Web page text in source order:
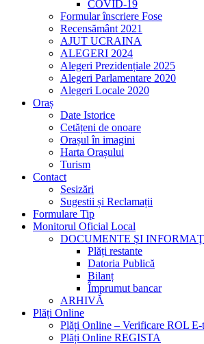
COVID-19
Formular înscriere Fose
Recensământ 2021
AJUT UCRAINA
ALEGERI 2024
Alegeri Prezidențiale 2025
Alegeri Parlamentare 2020
Alegeri Locale 2020
Oraș
Date Istorice
Cetățeni de onoare
Orașul în imagini
Harta Orașului
Turism
Contact
Sesizări
Sugestii și Reclamații
Formulare Tip
Monitorul Oficial Local
DOCUMENTE ŞI
Plăți restante
Datoria Publică
Bilanț
Împrumut bancar
ARHIVĂ
Plăți Online
Plăți Online – Verificare ROL E-
Plăți Online REGISTA